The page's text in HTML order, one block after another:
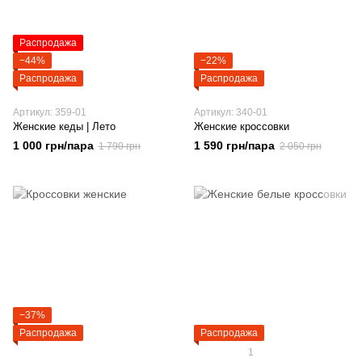
Распродажа
−44%
Распродажа
Артикул: 359-01
Женские кеды | Лето
1 000 грн/пара 1 790 грн
−22%
Распродажа
Артикул: 340-01
Женские кроссовки
1 590 грн/пара 2 050 грн
−37%
Распродажа
Распродажа
1